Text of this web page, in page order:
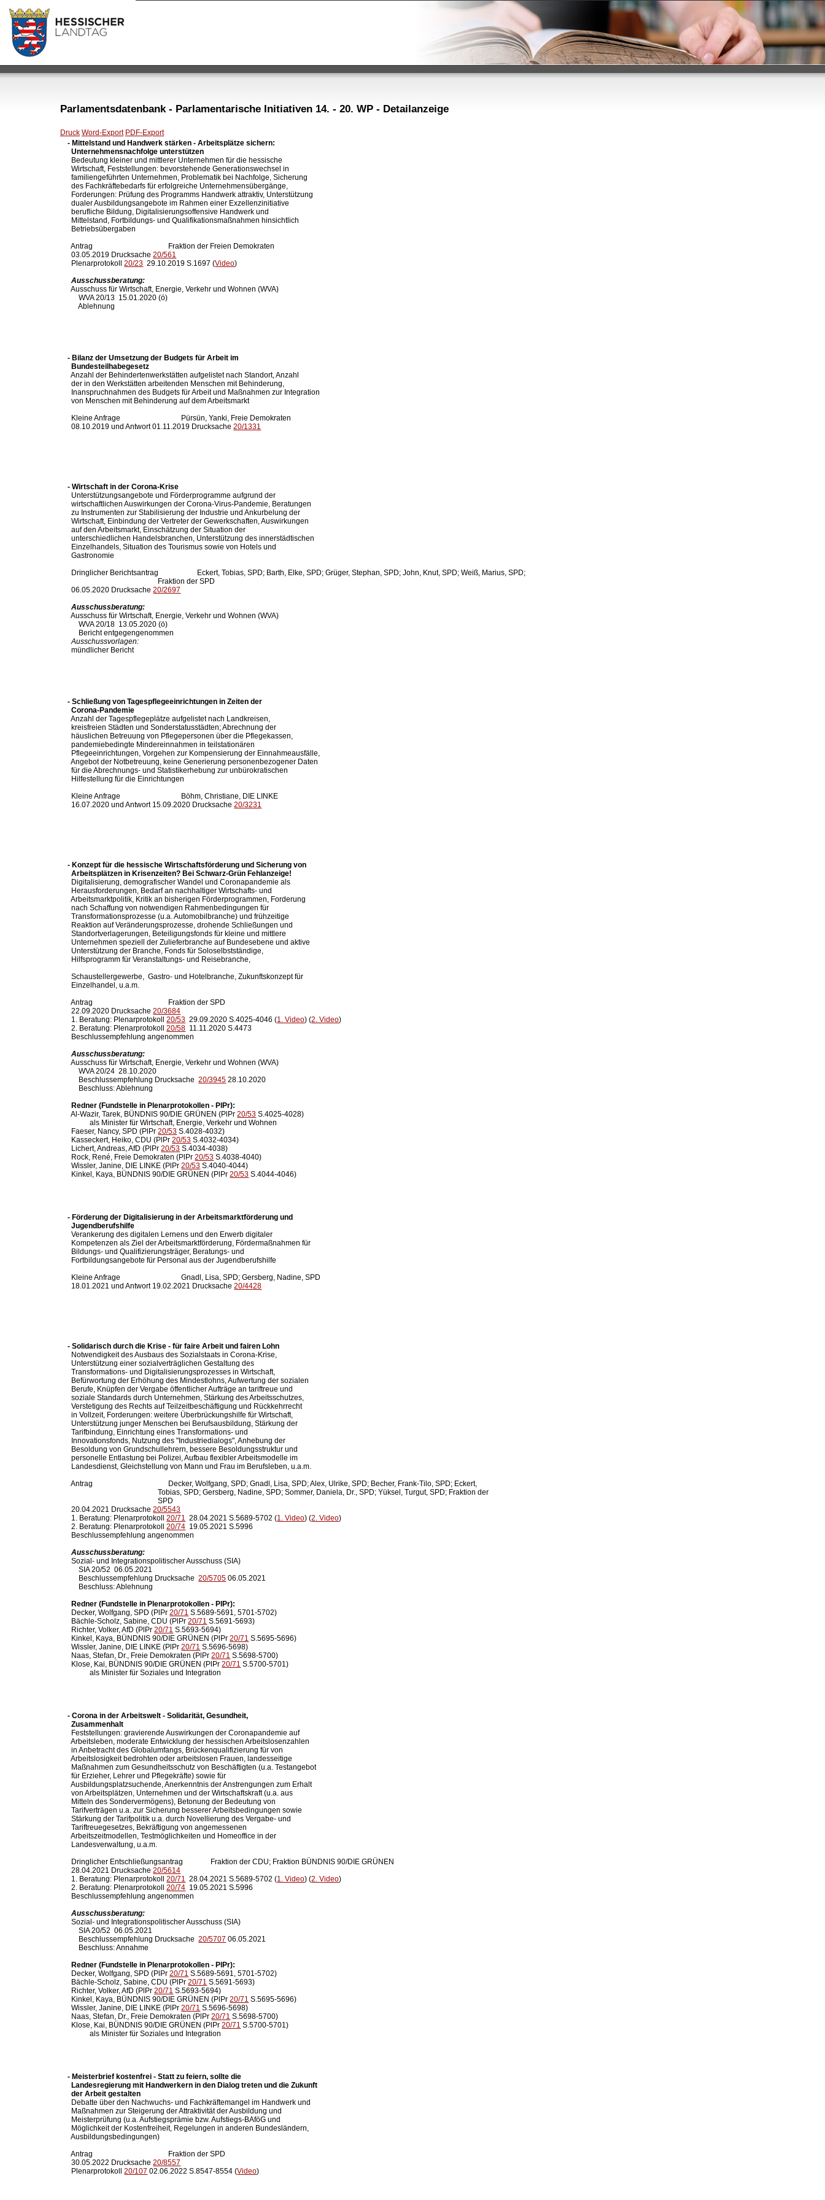
Parlamentsdatenbank - Parlamentarische Initiativen 14. - 20. WP - Detailanzeige
Druck Word-Export PDF-Export
- Mittelstand und Handwerk stärken - Arbeitsplätze sichern:
  Unternehmensnachfolge unterstützen
Bedeutung kleiner und mittlerer Unternehmen für die hessische
  Wirtschaft, Feststellungen: bevorstehende Generationswechsel in
  familiengeführten Unternehmen, Problematik bei Nachfolge, Sicherung
  des Fachkräftebedarfs für erfolgreiche Unternehmensübergänge,
  Forderungen: Prüfung des Programms Handwerk attraktiv, Unterstützung
  dualer Ausbildungsangebote im Rahmen einer Exzellenzinitiative
  berufliche Bildung, Digitalisierungsoffensive Handwerk und
  Mittelstand, Fortbildungs- und Qualifikationsmaßnahmen hinsichtlich
  Betriebsübergaben
  Antrag                                         Fraktion der Freien Demokraten
  03.05.2019 Drucksache
20/561
  Plenarprotokoll
20/23
  29.10.2019 S.1697 (
Video)
Ausschussberatung:
  Ausschuss für Wirtschaft, Energie, Verkehr und Wohnen (WVA)
      WVA 20/13  15.01.2020 (ö)
      Ablehnung
- Bilanz der Umsetzung der Budgets für Arbeit im
  Bundesteilhabegesetz
Anzahl der Behindertenwerkstätten aufgelistet nach Standort, Anzahl
  der in den Werkstätten arbeitenden Menschen mit Behinderung,
  Inanspruchnahmen des Budgets für Arbeit und Maßnahmen zur Integration
  von Menschen mit Behinderung auf dem Arbeitsmarkt
  Kleine Anfrage                                 Pürsün, Yanki, Freie Demokraten
  08.10.2019 und Antwort 01.11.2019 Drucksache
20/1331
- Wirtschaft in der Corona-Krise
Unterstützungsangebote und Förderprogramme aufgrund der
  wirtschaftlichen Auswirkungen der Corona-Virus-Pandemie, Beratungen
  zu Instrumenten zur Stabilisierung der Industrie und Ankurbelung der
  Wirtschaft, Einbindung der Vertreter der Gewerkschaften, Auswirkungen
  auf den Arbeitsmarkt, Einschätzung der Situation der
  unterschiedlichen Handelsbranchen, Unterstützung des innerstädtischen
  Einzelhandels, Situation des Tourismus sowie von Hotels und
  Gastronomie
  Dringlicher Berichtsantrag                     Eckert, Tobias, SPD; Barth, Elke, SPD; Grüger, Stephan, SPD; John, Knut, SPD; Weiß, Marius, SPD;
                                                 Fraktion der SPD
  06.05.2020 Drucksache
20/2697
Ausschussberatung:
  Ausschuss für Wirtschaft, Energie, Verkehr und Wohnen (WVA)
      WVA 20/18  13.05.2020 (ö)
      Bericht entgegengenommen
Ausschussvorlagen:
  mündlicher Bericht
- Schließung von Tagespflegeeinrichtungen in Zeiten der
  Corona-Pandemie
Anzahl der Tagespflegeplätze aufgelistet nach Landkreisen,
  kreisfreien Städten und Sonderstatusstädten; Abrechnung der
  häuslichen Betreuung von Pflegepersonen über die Pflegekassen,
  pandemiebedingte Mindereinnahmen in teilstationären
  Pflegeeinrichtungen, Vorgehen zur Kompensierung der Einnahmeausfälle,
  Angebot der Notbetreuung, keine Generierung personenbezogener Daten
  für die Abrechnungs- und Statistikerhebung zur unbürokratischen
  Hilfestellung für die Einrichtungen
  Kleine Anfrage                                 Böhm, Christiane, DIE LINKE
  16.07.2020 und Antwort 15.09.2020 Drucksache
20/3231
- Konzept für die hessische Wirtschaftsförderung und Sicherung von
  Arbeitsplätzen in Krisenzeiten? Bei Schwarz-Grün Fehlanzeige!
Digitalisierung, demografischer Wandel und Coronapandemie als
  Herausforderungen, Bedarf an nachhaltiger Wirtschafts- und
  Arbeitsmarktpolitik, Kritik an bisherigen Förderprogrammen, Forderung
  nach Schaffung von notwendigen Rahmenbedingungen für
  Transformationsprozesse (u.a. Automobilbranche) und frühzeitige
  Reaktion auf Veränderungsprozesse, drohende Schließungen und
  Standortverlagerungen, Beteiligungsfonds für kleine und mittlere
  Unternehmen speziell der Zulieferbranche auf Bundesebene und aktive
  Unterstützung der Branche, Fonds für Soloselbstständige,
  Hilfsprogramm für Veranstaltungs- und Reisebranche,
  Schaustellergewerbe,  Gastro- und Hotelbranche, Zukunftskonzept für
  Einzelhandel, u.a.m.
  Antrag                                         Fraktion der SPD
  22.09.2020 Drucksache
20/3684
  1. Beratung: Plenarprotokoll
20/53
  29.09.2020 S.4025-4046 (
1. Video) (2. Video)
  2. Beratung: Plenarprotokoll
20/58
  11.11.2020 S.4473
  Beschlussempfehlung angenommen
Ausschussberatung:
  Ausschuss für Wirtschaft, Energie, Verkehr und Wohnen (WVA)
      WVA 20/24  28.10.2020
      Beschlussempfehlung Drucksache
20/3945 28.10.2020
      Beschluss: Ablehnung
Redner (Fundstelle in Plenarprotokollen - PlPr):
  Al-Wazir, Tarek, BÜNDNIS 90/DIE GRÜNEN (PlPr
20/53 S.4025-4028)
            als Minister für Wirtschaft, Energie, Verkehr und Wohnen
  Faeser, Nancy, SPD (PlPr
20/53 S.4028-4032)
  Kasseckert, Heiko, CDU (PlPr
20/53 S.4032-4034)
  Lichert, Andreas, AfD (PlPr
20/53 S.4034-4038)
  Rock, René, Freie Demokraten (PlPr
20/53 S.4038-4040)
  Wissler, Janine, DIE LINKE (PlPr
20/53 S.4040-4044)
  Kinkel, Kaya, BÜNDNIS 90/DIE GRÜNEN (PlPr
20/53
- Förderung der Digitalisierung in der Arbeitsmarktförderung und
  Jugendberufshilfe
Verankerung des digitalen Lernens und den Erwerb digitaler
  Kompetenzen als Ziel der Arbeitsmarktförderung, Fördermaßnahmen für
  Bildungs- und Qualifizierungsträger, Beratungs- und
  Fortbildungsangebote für Personal aus der Jugendberufshilfe
  Kleine Anfrage                                 Gnadl, Lisa, SPD; Gersberg, Nadine, SPD
  18.01.2021 und Antwort 19.02.2021 Drucksache
20/4428
- Solidarisch durch die Krise - für faire Arbeit und fairen Lohn
Notwendigkeit des Ausbaus des Sozialstaats in Corona-Krise,
  Unterstützung einer sozialverträglichen Gestaltung des
  Transformations- und Digitalisierungsprozesses in Wirtschaft,
  Befürwortung der Erhöhung des Mindestlohns, Aufwertung der sozialen
  Berufe, Knüpfen der Vergabe öffentlicher Aufträge an tariftreue und
  soziale Standards durch Unternehmen, Stärkung des Arbeitsschutzes,
  Verstetigung des Rechts auf Teilzeitbeschäftigung und Rückkehrrecht
  in Vollzeit, Forderungen: weitere Überbrückungshilfe für Wirtschaft,
  Unterstützung junger Menschen bei Berufsausbildung, Stärkung der
  Tarifbindung, Einrichtung eines Transformations- und
  Innovationsfonds, Nutzung des "Industriedialogs", Anhebung der
  Besoldung von Grundschullehrern, bessere Besoldungsstruktur und
  personelle Entlastung bei Polizei, Aufbau flexibler Arbeitsmodelle im
  Landesdienst, Gleichstellung von Mann und Frau im Berufsleben, u.a.m.
  Antrag                                         Decker, Wolfgang, SPD; Gnadl, Lisa, SPD; Alex, Ulrike, SPD; Becher, Frank-Tilo, SPD; Eckert,
                                                 Tobias, SPD; Gersberg, Nadine, SPD; Sommer, Daniela, Dr., SPD; Yüksel, Turgut, SPD; Fraktion der
                                                 SPD
  20.04.2021 Drucksache
20/5543
  1. Beratung: Plenarprotokoll
20/71
  28.04.2021 S.5689-5702 (
1. Video) (2. Video)
  2. Beratung: Plenarprotokoll
20/74
  19.05.2021 S.5996
  Beschlussempfehlung angenommen
Ausschussberatung:
  Sozial- und Integrationspolitischer Ausschuss (SIA)
      SIA 20/52  06.05.2021
      Beschlussempfehlung Drucksache
20/5705 06.05.2021
      Beschluss: Ablehnung
Redner (Fundstelle in Plenarprotokollen - PlPr):
  Decker, Wolfgang, SPD (PlPr
20/71 S.5689-5691, 5701-5702)
  Bächle-Scholz, Sabine, CDU (PlPr
20/71 S.5691-5693)
  Richter, Volker, AfD (PlPr
20/71 S.5693-5694)
  Kinkel, Kaya, BÜNDNIS 90/DIE GRÜNEN (PlPr
20/71 S.5695-5696)
  Wissler, Janine, DIE LINKE (PlPr
20/71 S.5696-5698)
  Naas, Stefan, Dr., Freie Demokraten (PlPr
20/71 S.5698-5700)
  Klose, Kai, BÜNDNIS 90/DIE GRÜNEN (PlPr
20/71 S.5700-5701)
- Corona in der Arbeitswelt - Solidarität, Gesundheit,
  Zusammenhalt
Feststellungen: gravierende Auswirkungen der Coronapandemie auf
  Arbeitsleben, moderate Entwicklung der hessischen Arbeitslosenzahlen
  in Anbetracht des Globalumfangs, Brückenqualifizierung für von
  Arbeitslosigkeit bedrohten oder arbeitslosen Frauen, landesseitige
  Maßnahmen zum Gesundheitsschutz von Beschäftigten (u.a. Testangebot
  für Erzieher, Lehrer und Pflegekräfte) sowie für
  Ausbildungsplatzsuchende, Anerkenntnis der Anstrengungen zum Erhalt
  von Arbeitsplätzen, Unternehmen und der Wirtschaftskraft (u.a. aus
  Mitteln des Sondervermögens), Betonung der Bedeutung von
  Tarifverträgen u.a. zur Sicherung besserer Arbeitsbedingungen sowie
  Stärkung der Tarifpolitik u.a. durch Novellierung des Vergabe- und
  Tariftreuegesetzes, Bekräftigung von angemessenen
  Arbeitszeitmodellen, Testmöglichkeiten und Homeoffice in der
  Landesverwaltung, u.a.m.
  Dringlicher Entschließungsantrag               Fraktion der CDU; Fraktion BÜNDNIS 90/DIE GRÜNEN
  28.04.2021 Drucksache
20/5614
  1. Beratung: Plenarprotokoll
20/71
  28.04.2021 S.5689-5702 (
1. Video) (2. Video)
  2. Beratung: Plenarprotokoll
20/74
  19.05.2021 S.5996
  Beschlussempfehlung angenommen
Ausschussberatung:
  Sozial- und Integrationspolitischer Ausschuss (SIA)
      SIA 20/52  06.05.2021
      Beschlussempfehlung Drucksache
20/5707 06.05.2021
      Beschluss: Annahme
Redner (Fundstelle in Plenarprotokollen - PlPr):
  Decker, Wolfgang, SPD (PlPr
20/71 S.5689-5691, 5701-5702)
  Bächle-Scholz, Sabine, CDU (PlPr
20/71 S.5691-5693)
  Richter, Volker, AfD (PlPr
20/71 S.5693-5694)
  Kinkel, Kaya, BÜNDNIS 90/DIE GRÜNEN (PlPr
20/71 S.5695-5696)
  Wissler, Janine, DIE LINKE (PlPr
20/71 S.5696-5698)
  Naas, Stefan, Dr., Freie Demokraten (PlPr
20/71 S.5698-5700)
  Klose, Kai, BÜNDNIS 90/DIE GRÜNEN (PlPr
20/71 S.5700-5701)
- Meisterbrief kostenfrei - Statt zu feiern, sollte die
  Landesregierung mit Handwerkern in den Dialog treten und die Zukunft
  der Arbeit gestalten
Debatte über den Nachwuchs- und Fachkräftemangel im Handwerk und
  Maßnahmen zur Steigerung der Attraktivität der Ausbildung und
  Meisterprüfung (u.a. Aufstiegsprämie bzw. Aufstiegs-BAföG und
  Möglichkeit der Kostenfreiheit, Regelungen in anderen Bundesländern,
  Ausbildungsbedingungen)
  Antrag                                         Fraktion der SPD
  30.05.2022 Drucksache
20/8557
  Plenarprotokoll
20/107 02.06.2022 S.8547-8554 (Video)